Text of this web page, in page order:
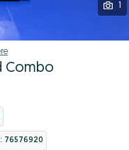
1
Combo
76576920